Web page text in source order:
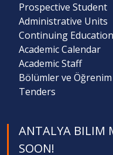
Prospective Student
Administrative Units
Continuing
Academic Calendar
Academic Staff
Bölümler ve
Tenders
ANTALYA BILIM
SOON!